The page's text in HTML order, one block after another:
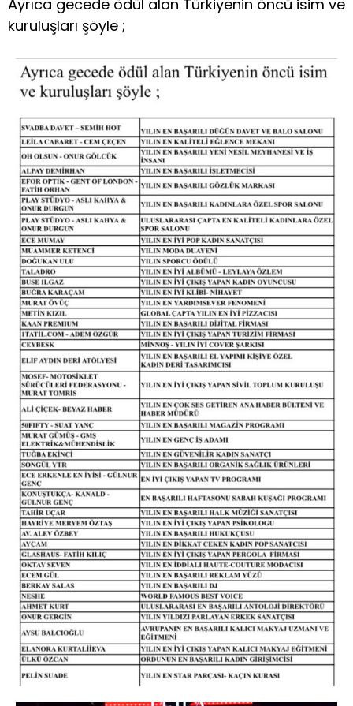
Ayrıca gecede ödül alan Türkiyenin öncü isim ve
kuruluşları şöyle ;